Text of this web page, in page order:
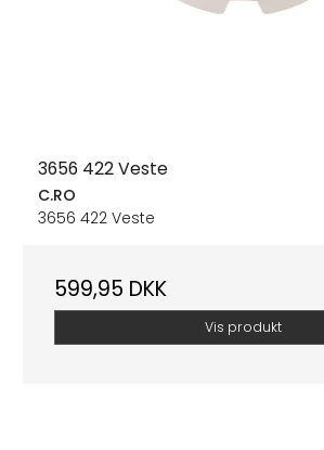
3656 422 Veste
C.RO
3656 422 Veste
599,95 DKK
Vis produkt